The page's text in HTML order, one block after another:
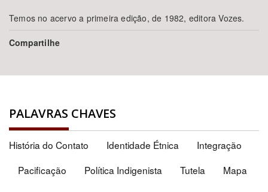
Temos no acervo a primeira edição, de 1982, editora Vozes.
Compartilhe
PALAVRAS CHAVES
História do Contato Identidade Étnica
Integração
Pacificação
Política Indigenista Tutela
Mapa